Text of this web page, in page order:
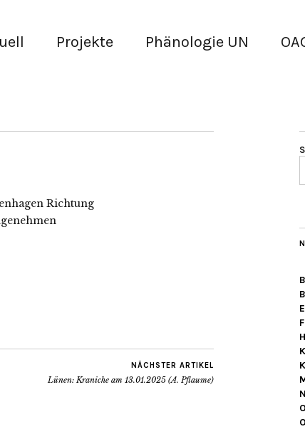
Projekte Phänologie UN
Richtung
NÄCHSTER ARTIKEL
Lünen: Kraniche am 13.01.2025 (A. Pflaume)